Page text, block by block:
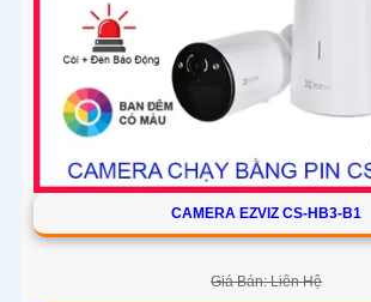
CAMERA EZVIZ CS-HB3-B1
Giá Bán: Liên Hệ